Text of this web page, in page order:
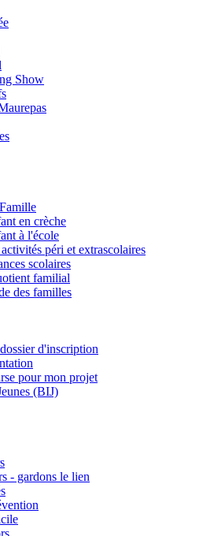
Show
en crèche
à l'école
péri et extrascolaires
scolaires
familial
des familles
d'inscription
pour mon projet
(BIJ)
- gardons le lien